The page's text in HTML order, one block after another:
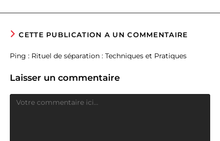
fenêtre fenêtre
CETTE PUBLICATION A UN COMMENTAIRE
Ping : Rituel de séparation : Techniques et Pratiques
Laisser un commentaire
Comment